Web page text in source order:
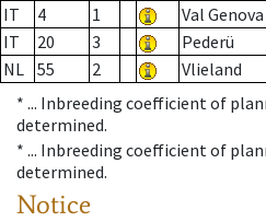
IT
4 1 Val
IT
20 3 Pederü
NL 55 2 Vlieland
* ... Inbreeding coefficient of
determined.
* ... Inbreeding coefficient of
determined.
Notice